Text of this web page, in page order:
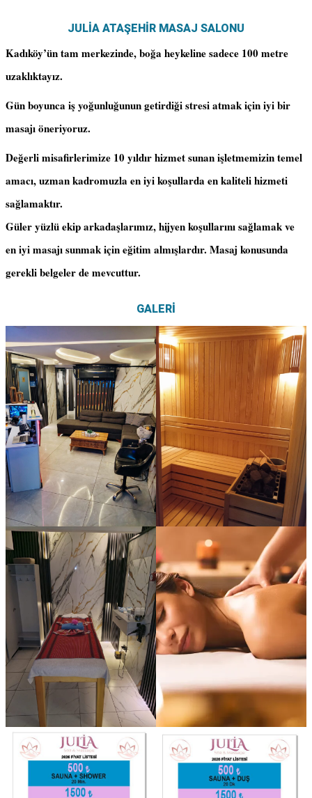
JULİA ATAŞEHİR MASAJ SALONU
Kadıköy’ün tam merkezinde, boğa heykeline sadece 100 metre
uzaklıktayız.
Gün boyunca iş yoğunluğunun getirdiği stresi atmak için iyi bir
masajı öneriyoruz.
Değerli misafirlerimize 10 yıldır hizmet sunan işletmemizin temel
amacı, uzman kadromuzla en iyi koşullarda en kaliteli hizmeti
sağlamaktır.
Güler yüzlü ekip arkadaşlarımız, hijyen koşullarını sağlamak ve
en iyi masajı sunmak için eğitim almışlardır. Masaj konusunda
gerekli belgeler de mevcuttur.
GALERİ